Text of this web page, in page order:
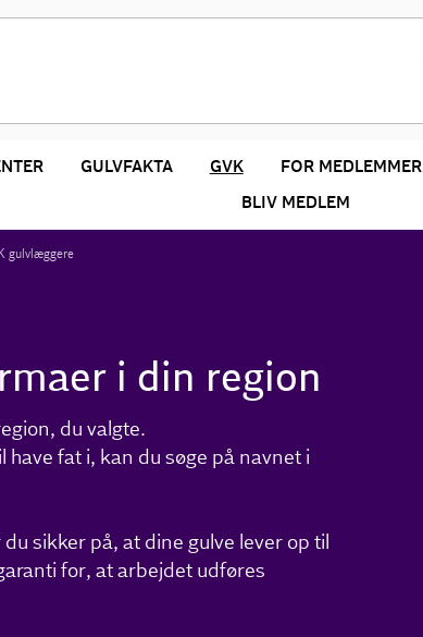
GULVFAKTA GVK FOR MEDLEMMER
BLIV MEDLEM
gulvlæggere
i din region
du valgte.
fat i, kan du søge på navnet i
sikker på, at dine gulve lever op til
for, at arbejdet udføres